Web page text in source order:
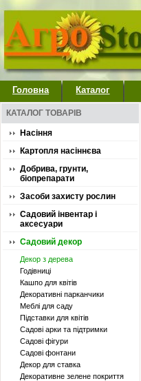
Головна Каталог
КАТАЛОГ ТОВАРІВ
Насіння
Картопля насіннєва
Добрива, грунти,
біопрепарати
Засоби захисту рослин
Садовий інвентар і
аксесуари
Садовий декор
Декор з дерева
Годівниці
Кашпо для квітів
Декоративні парканчики
Меблі для саду
Підставки для квітів
Садові арки та підтримки
Садові фігури
Садові фонтани
Декор для ставка
Декоративне зелене покриття